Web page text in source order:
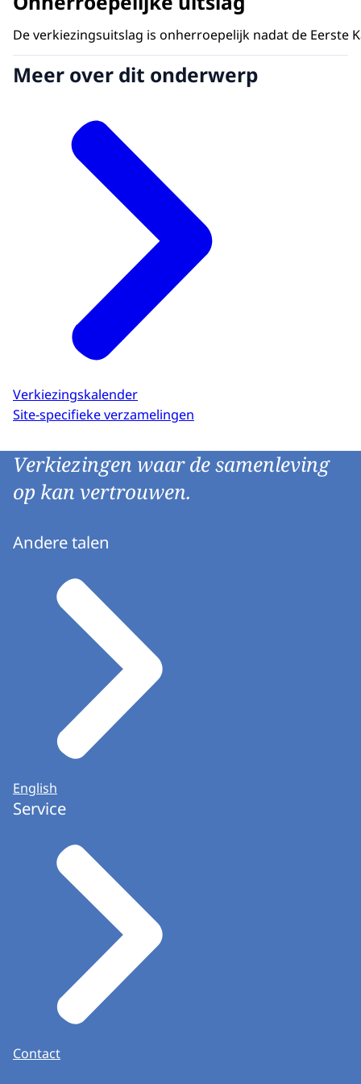
De verkiezingsuitslag is onherroepelijk nadat de Eerste
Meer over dit onderwerp
Verkiezingskalender
Site-specifieke verzamelingen
Verkiezingen waar de samenleving
op kan vertrouwen.
Andere talen
English
Service
Contact